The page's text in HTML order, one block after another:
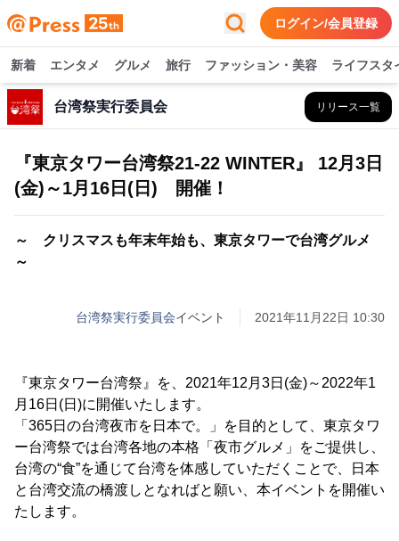
ログイン/会員登録
新着 エンタメ グルメ 旅行 ファッション・美容 ライフスタ
台湾祭実行委員会 リリース一覧
『東京タワー台湾祭21-22 WINTER』 12月3日
(金)～1月16日(日) 開催！
～ クリスマスも年末年始も、東京タワーで台湾グルメ
～
台湾祭実行委員会イベント 2021年11月22日 10:30
『東京タワー台湾祭』を、2021年12月3日(金)～2022年1
月16日(日)に開催いたします。
「365日の台湾夜市を日本で。」を目的として、東京タワ
ー台湾祭では台湾各地の本格「夜市グルメ」をご提供し、
台湾の“食”を通じて台湾を体感していただくことで、日本
と台湾交流の橋渡しとなればと願い、本イベントを開催い
たします。